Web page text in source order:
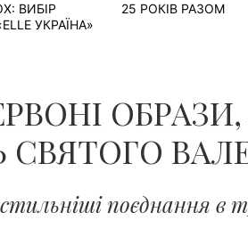
ВИБІР
УКРАЇНА»
25 РОКІВ РАЗОМ
СВЯТОГО
поєднання в